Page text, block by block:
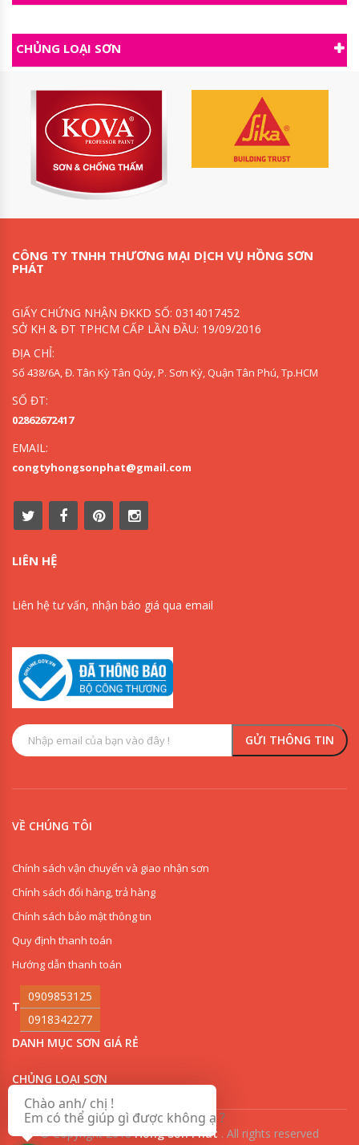
CHỦNG LOẠI SƠN
CÔNG TY TNHH THƯƠNG MẠI DỊCH VỤ HỒNG SƠN
PHÁT
GIẤY CHỨNG NHẬN ĐKKD SỐ: 0314017452
SỞ KH & ĐT TPHCM CẤP LẦN ĐẦU: 19/09/2016
ĐỊA CHỈ:
Số 438/6A, Đ. Tân Kỳ Tân Qúy, P. Sơn Kỳ, Quận Tân Phú, Tp.HCM
SỐ ĐT:
02862672417
EMAIL:
congtyhongsonphat@gmail.com
LIÊN HỆ
Liên hệ tư vấn, nhận báo giá qua email
VỀ CHÚNG TÔI
Chính sách vận chuyển và giao nhận sơn
Chính sách đổi hàng, trả hàng
Chính sách bảo mật thông tin
Quy định thanh toán
Hướng dẫn thanh toán
THI CÔNG SƠN
DANH MỤC SƠN GIÁ RẺ
CHỦNG LOẠI SƠN
© Copyright 2018Hồng Sơn Phát . All rights reserved
0909853125
0918342277
Chào anh/ chị !
Em có thể giúp gì được không ạ ?